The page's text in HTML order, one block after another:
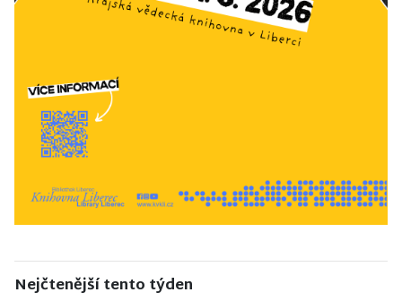
Nejčtenější tento týden